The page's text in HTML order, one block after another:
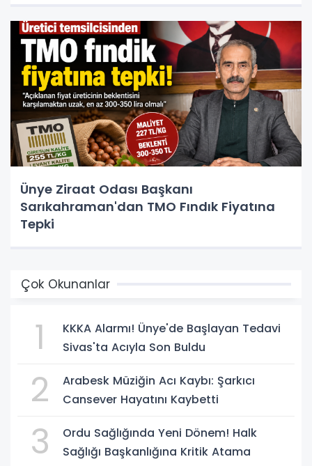
Ünye Ziraat Odası Başkanı
Sarıkahraman'dan TMO Fındık Fiyatına
Tepki
Çok Okunanlar
1
KKKA Alarmı! Ünye'de Başlayan Tedavi
Sivas'ta Acıyla Son Buldu
2
Arabesk Müziğin Acı Kaybı: Şarkıcı
Cansever Hayatını Kaybetti
3
Ordu Sağlığında Yeni Dönem! Halk
Sağlığı Başkanlığına Kritik Atama